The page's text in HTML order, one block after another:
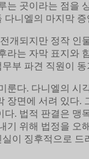
는 곳이라는 점을
다니엘의 마지막
개되지만 정작 인
라는 자막 표지와
부 파견 직원이
룬다. 다니엘의 시
장면에 서려 있다.
. 법적 판결은 맹
기 위해 법정을
이 징후적으로 드